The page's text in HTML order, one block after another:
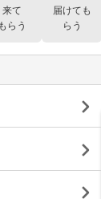
来て
もらう
届けても
らう